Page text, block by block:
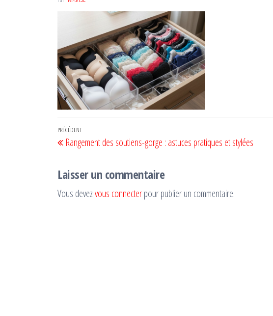
Navigation
de
l’article
Article
précédent
PRÉCÉDENT
Rangement des soutiens-gorge : astuces pratiques et stylées
Laisser un commentaire
Vous devezvous connecterpour publier un commentaire.